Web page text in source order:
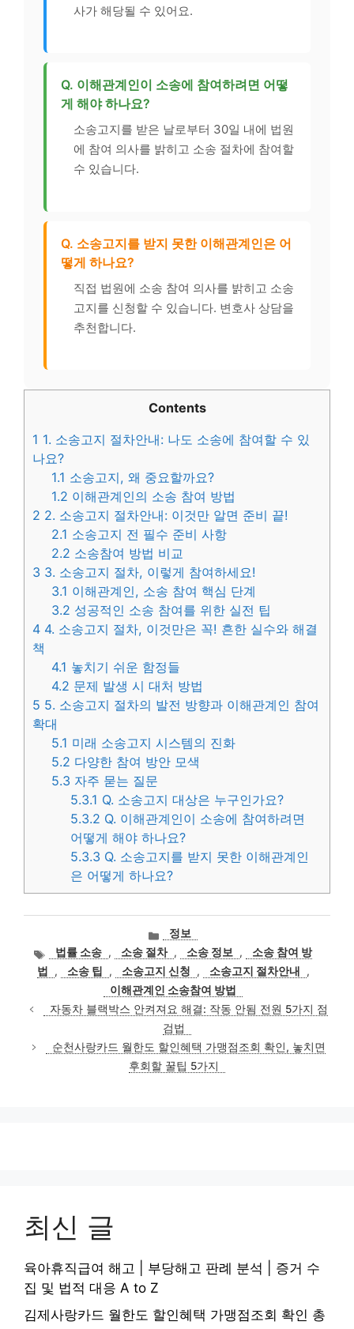
사가 해당될 수 있어요.
Q. 이해관계인이 소송에 참여하려면 어떻
게 해야 하나요?
소송고지를 받은 날로부터 30일 내에 법원
에 참여 의사를 밝히고 소송 절차에 참여할
수 있습니다.
Q. 소송고지를 받지 못한 이해관계인은 어
떻게 하나요?
직접 법원에 소송 참여 의사를 밝히고 소송
고지를 신청할 수 있습니다. 변호사 상담을
추천합니다.
Contents
1 1. 소송고지 절차안내: 나도 소송에 참여할 수 있
나요?
1.1 소송고지, 왜 중요할까요?
1.2 이해관계인의 소송 참여 방법
2 2. 소송고지 절차안내: 이것만 알면 준비 끝!
2.1 소송고지 전 필수 준비 사항
2.2 소송참여 방법 비교
3 3. 소송고지 절차, 이렇게 참여하세요!
3.1 이해관계인, 소송 참여 핵심 단계
3.2 성공적인 소송 참여를 위한 실전 팁
4 4. 소송고지 절차, 이것만은 꼭! 흔한 실수와 해결
책
4.1 놓치기 쉬운 함정들
4.2 문제 발생 시 대처 방법
5 5. 소송고지 절차의 발전 방향과 이해관계인 참여
확대
5.1 미래 소송고지 시스템의 진화
5.2 다양한 참여 방안 모색
5.3 자주 묻는 질문
5.3.1 Q. 소송고지 대상은 누구인가요?
5.3.2 Q. 이해관계인이 소송에 참여하려면
어떻게 해야 하나요?
5.3.3 Q. 소송고지를 받지 못한 이해관계인
은 어떻게 하나요?
카
테
고
리
정보
태법률 소송 , 소송 절차 , 소송 정보 ,
소송 참여 방
법
, 소송 팁 , 소송고지 신청 , 소송고지 절차안내
,
이해관계인 소송참여 방법
자동차 블랙박스 안켜져요 해결: 작동 안됨 전원 5가지 점
검법
순천사랑카드 월한도 할인혜택 가맹점조회 확인, 놓치면
후회할 꿀팁 5가지
최신 글
육아휴직급여 해고 | 부당해고 판례 분석 | 증거 수
집 및 법적 대응 A to Z
김제사랑카드 월한도 할인혜택 가맹점조회 확인 총